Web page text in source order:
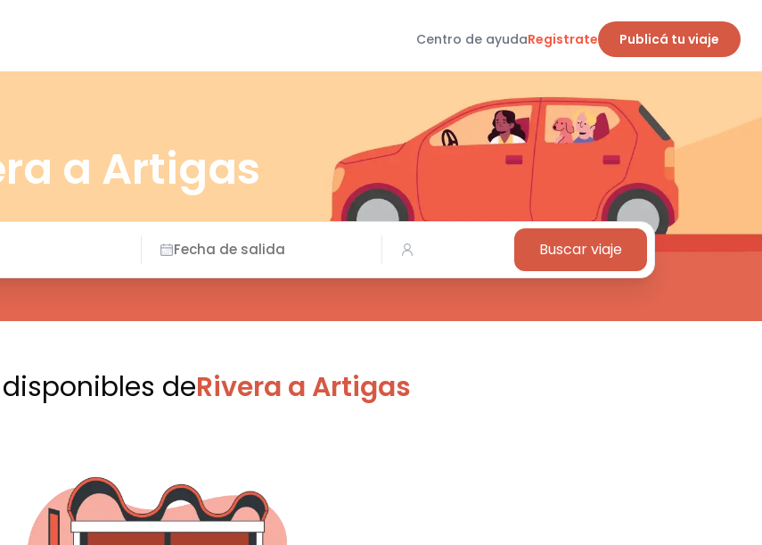
Centro de ayudaRegistrate Publicá tu viaje
a Artigas
Fecha de salida Buscar viaje
deRivera a Artigas